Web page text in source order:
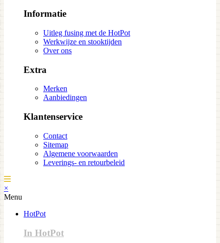
Informatie
Uitleg fusing met de HotPot
Werkwijze en stooktijden
Over ons
Extra
Merken
Aanbiedingen
Klantenservice
Contact
Sitemap
Algemene voorwaarden
Leverings- en retourbeleid
×
Menu
HotPot
In HotPot